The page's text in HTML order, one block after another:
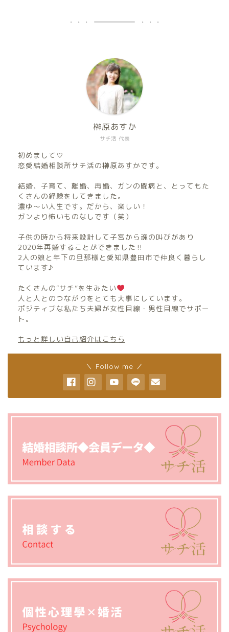
サチ活 代表
榊原あすか
初めまして♡
恋愛結婚相談所サチ活の榊原あすかです。
結婚、子育て、離婚、再婚、ガンの闘病と、とってもた
くさんの経験をしてきました。
濃ゆ〜い人生です。だから、楽しい！
ガンより怖いものなしです（笑）
子供の時から将来設計して子宮から魂の叫びがあり
2020年再婚することができました‼︎
2人の娘と年下の旦那様と愛知県豊田市で仲良く暮らし
ています♪
たくさんの″サチ”を生みたい
人と人とのつながりをとても大事にしています。
ポジティブな私たち夫婦が女性目線・男性目線でサポー
ト。
もっと詳しい自己紹介はこちら
＼ Follow me ／